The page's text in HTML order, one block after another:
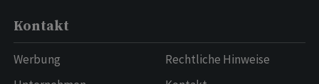
Kontakt
Werbung
Rechtliche Hinweise